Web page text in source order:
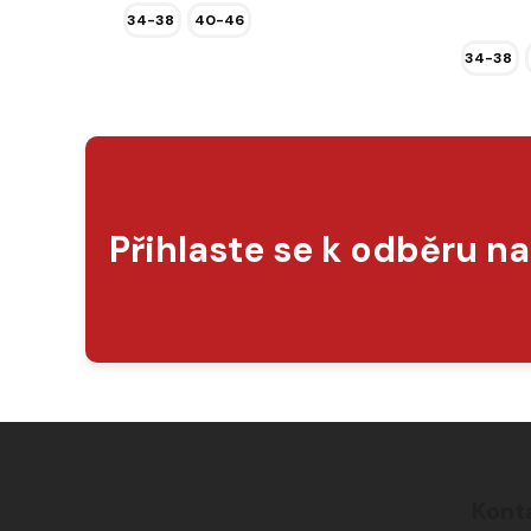
34-38 40-46
34-38
Přihlaste se k odběru